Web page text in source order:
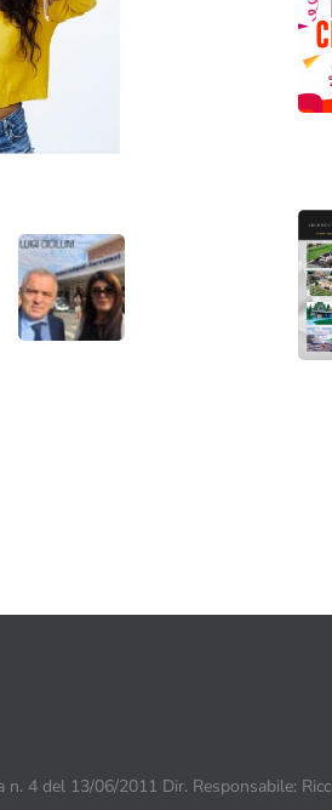
4 del 13/06/2011 Dir. Responsabile: